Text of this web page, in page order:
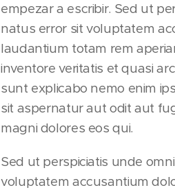
empezar a escribir. Sed ut
natus error sit voluptatem
laudantium totam rem
inventore veritatis et quasi
sunt explicabo nemo enim
sit aspernatur aut odit aut
magni dolores eos qui.
Sed ut perspiciatis unde
voluptatem accusantium